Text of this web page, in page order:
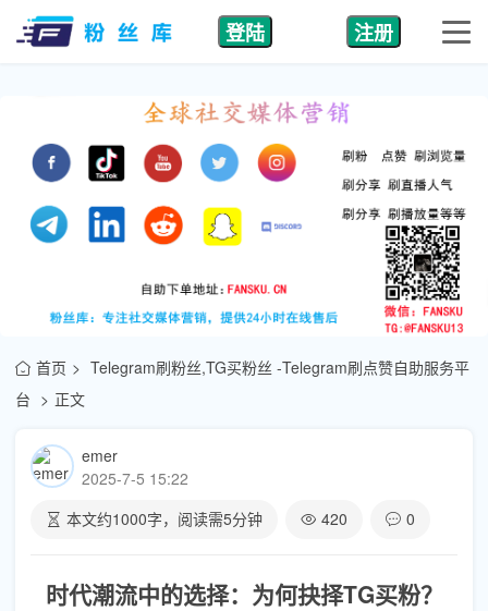
登陆 注册
首页
Telegram刷粉丝,TG买粉丝 -Telegram刷点赞自助服务平
台
正文
emer
2025-7-5 15:22
本文约1000字，阅读需5分钟 420 0
时代潮流中的选择：为何抉择TG买粉？